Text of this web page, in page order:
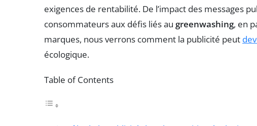
exigences de rentabilité. De l’impact des messages
consommateurs aux défis liés au greenwashing, en
marques, nous verrons comment la publicité peut
écologique.
Table of Contents